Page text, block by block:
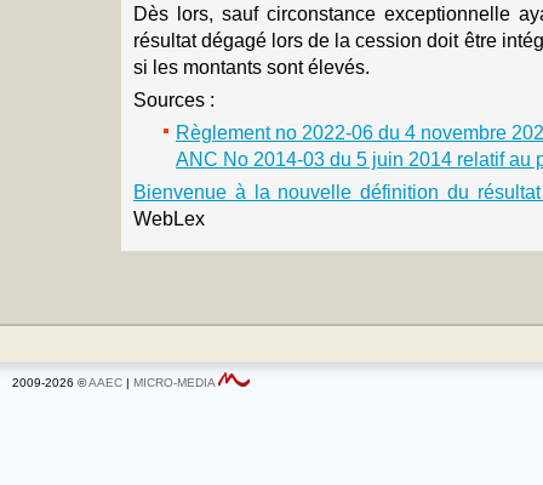
Dès lors, sauf circonstance exceptionnelle
résultat dégagé lors de la cession doit être
si les montants sont élevés.
Sources :
Règlement no 2022-06 du 4 novembre
ANC No 2014-03 du 5 juin 2014 relatif au
Bienvenue à la nouvelle définition du
WebLex
2009-2026 ©AAEC | MICRO-MEDIA